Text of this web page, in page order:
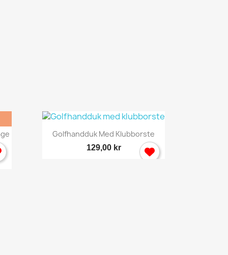
Snabbvy
Golfhandduk Med Klubborste
129,00 kr